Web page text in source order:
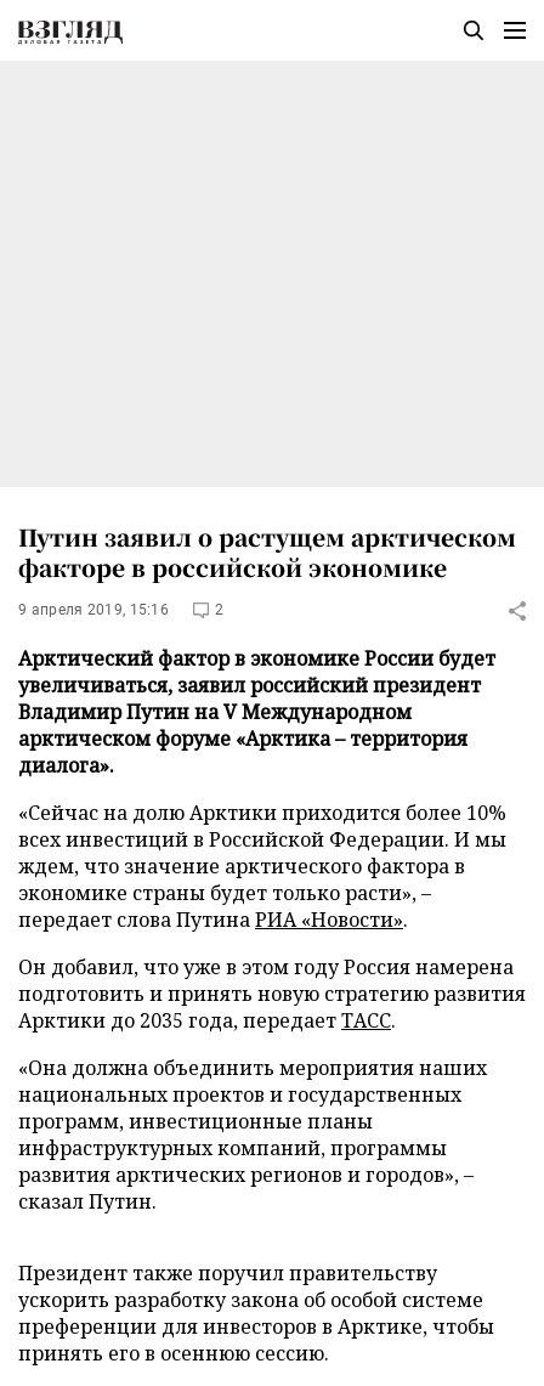
Путин заявил о растущем арктическом
факторе в российской экономике
9 апреля 2019, 15:16 2
Арктический фактор в экономике России будет
увеличиваться, заявил российский президент
Владимир Путин на V Международном
арктическом форуме «Арктика – территория
диалога».
«Сейчас на долю Арктики приходится более 10%
всех инвестиций в Российской Федерации. И мы
ждем, что значение арктического фактора в
экономике страны будет только расти», –
передает слова ПутинаРИА «Новости».
Он добавил, что уже в этом году Россия намерена
подготовить и принять новую стратегию развития
Арктики до 2035 года, передаетТАСС.
«Она должна объединить мероприятия наших
национальных проектов и государственных
программ, инвестиционные планы
инфраструктурных компаний, программы
развития арктических регионов и городов», –
сказал Путин.
Президент также поручил правительству
ускорить разработку закона об особой системе
преференции для инвесторов в Арктике, чтобы
принять его в осеннюю сессию.